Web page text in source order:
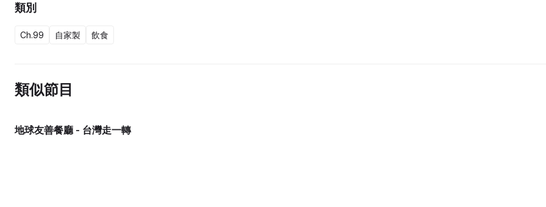
類別
Ch.99 自家製 飲食
類似節目
地球友善餐廳 - 台灣走一轉